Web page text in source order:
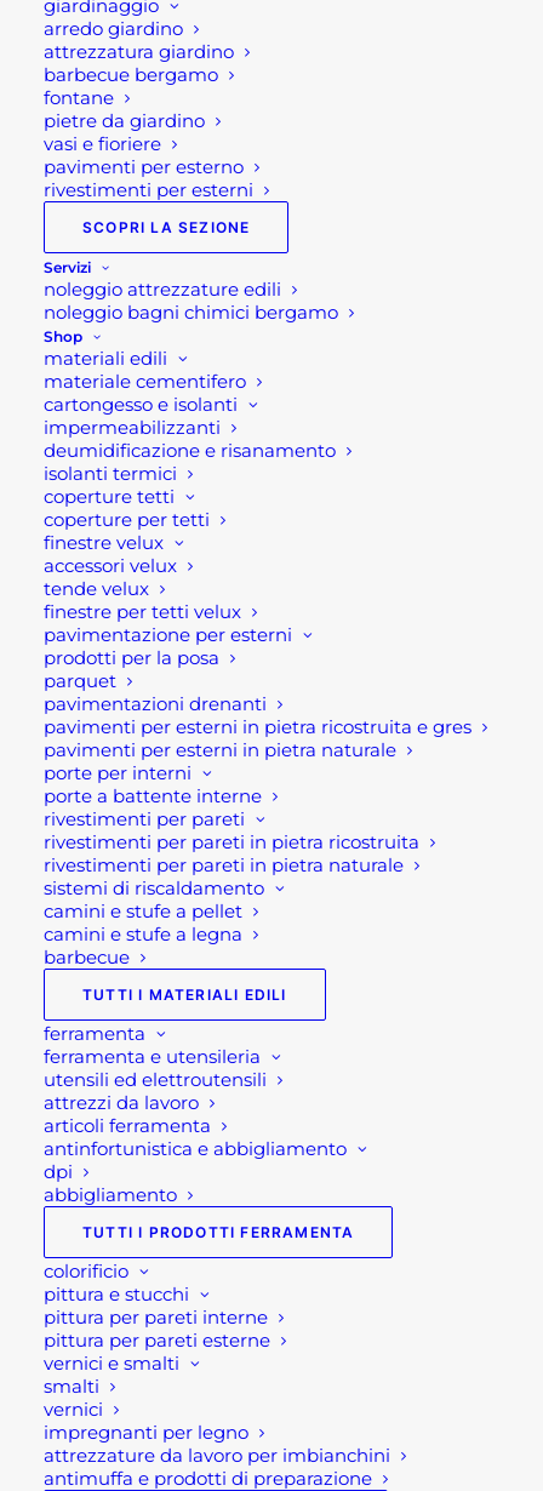
giardinaggio
arredo giardino
attrezzatura giardino
barbecue bergamo
fontane
pietre da giardino
vasi e fioriere
pavimenti per esterno
rivestimenti per esterni
SCOPRI LA SEZIONE
Servizi
noleggio attrezzature edili
noleggio bagni chimici bergamo
Shop
materiali edili
materiale cementifero
cartongesso e isolanti
impermeabilizzanti
deumidificazione e risanamento
isolanti termici
coperture tetti
coperture per tetti
finestre velux
accessori velux
tende velux
finestre per tetti velux
pavimentazione per esterni
prodotti per la posa
parquet
pavimentazioni drenanti
pavimenti per esterni in pietra ricostruita e gres
pavimenti per esterni in pietra naturale
porte per interni
porte a battente interne
rivestimenti per pareti
rivestimenti per pareti in pietra ricostruita
rivestimenti per pareti in pietra naturale
sistemi di riscaldamento
camini e stufe a pellet
camini e stufe a legna
barbecue
TUTTI I MATERIALI EDILI
ferramenta
ferramenta e utensileria
utensili ed elettroutensili
attrezzi da lavoro
articoli ferramenta
antinfortunistica e abbigliamento
dpi
abbigliamento
TUTTI I PRODOTTI FERRAMENTA
colorificio
pittura e stucchi
pittura per pareti interne
pittura per pareti esterne
vernici e smalti
smalti
vernici
impregnanti per legno
attrezzature da lavoro per imbianchini
antimuffa e prodotti di preparazione
SALOTTO ESTERNO IN
CORDA SANDY 3P
1.880,00€ Il
prezzo
originale
era:
1.880,00 €.
1.349,00
Salotto esterno in corda
Sandy 3P
Struttura in alluminio verniciato antracite
rivestimento in corda in pvc con cuscini. Composto
da divano, n.2 poltrone , tavolino con piano in HPL.
Caratteristiche tecniche:
Dimensioni: Poltrona: cm 81x80x75 ; Tavolino: cm
90x62x27,5; Divano: cm 191x80x75
Colore: antracite
Stile: moderno
materiale: alluminio, corda
piano del tavolino in HPL
Se per qualsiasi ragione non riuscissi a
completare l’ordine o avessi dei dubbi prima di
effettuare il pagamento contattaci dalle 09 alle 12
e dalle 14 alle 17, ti offriremo tutto il supporto
necessario per aiutarti nella procedura di
acquisto! Oppure scrivi una mail a
shop@rotacommerciale.it
1 disponibili
SALOTTO
ESTERNO
IN
CORDA
SANDY
3P
quantità
AGGIUNGI AL CARRELLO
SKU
AT804345-ANTR
Categorie
ARREDAMENTO GIARDINO:
GIARDINO
GIARDINAGGIO